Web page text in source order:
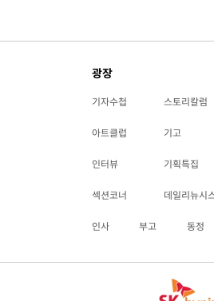
광장
기자수첩 스토리칼럼
아트클럽 기고
인터뷰 기획특집
섹션코너 데일리뉴시
인사 부고 동정